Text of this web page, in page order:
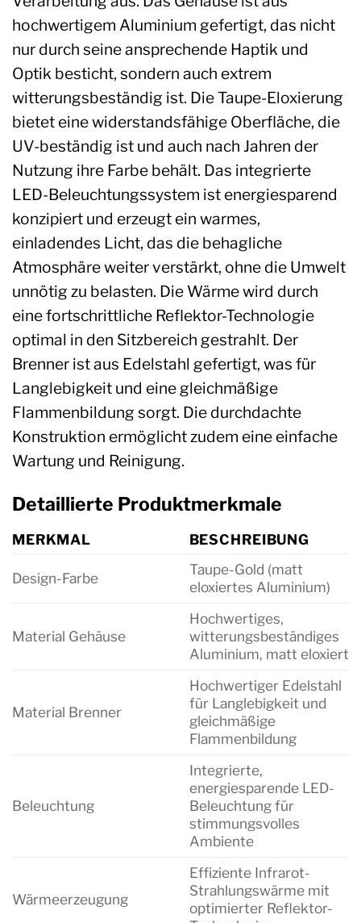
hochwertigem Aluminium gefertigt, das nicht
nur durch seine ansprechende Haptik und
Optik besticht, sondern auch extrem
witterungsbeständig ist. Die Taupe-Eloxierung
bietet eine widerstandsfähige Oberfläche, die
UV-beständig ist und auch nach Jahren der
Nutzung ihre Farbe behält. Das integrierte
LED-Beleuchtungssystem ist energiesparend
konzipiert und erzeugt ein warmes,
einladendes Licht, das die behagliche
Atmosphäre weiter verstärkt, ohne die Umwelt
unnötig zu belasten. Die Wärme wird durch
eine fortschrittliche Reflektor-Technologie
optimal in den Sitzbereich gestrahlt. Der
Brenner ist aus Edelstahl gefertigt, was für
Langlebigkeit und eine gleichmäßige
Flammenbildung sorgt. Die durchdachte
Konstruktion ermöglicht zudem eine einfache
Wartung und Reinigung.
Detaillierte Produktmerkmale
MERKMAL BESCHREIBUNG
Design-Farbe
Taupe-Gold (matt
eloxiertes Aluminium)
Material Gehäuse
Hochwertiges,
witterungsbeständiges
Aluminium, matt eloxiert
Material Brenner
Hochwertiger Edelstahl
für Langlebigkeit und
gleichmäßige
Flammenbildung
Beleuchtung
Integrierte,
energiesparende LED-
Beleuchtung für
stimmungsvolles
Ambiente
Wärmeerzeugung
Effiziente Infrarot-
Strahlungswärme mit
optimierter Reflektor-